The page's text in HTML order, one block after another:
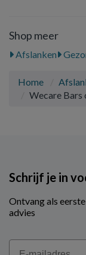
Shop meer
Afslanken
Home
Wecare Bars
Schrijf je in
Ontvang als
advies
Email